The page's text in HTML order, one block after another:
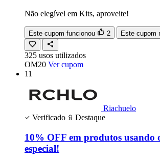
Não elegível em Kits, aproveite!
Este cupom funcionou 2 Este cupom
325 usos utilizados
OM20 Ver cupom
11
Riachuelo
Verificado
Destaque
10% OFF em produtos usando
especial!